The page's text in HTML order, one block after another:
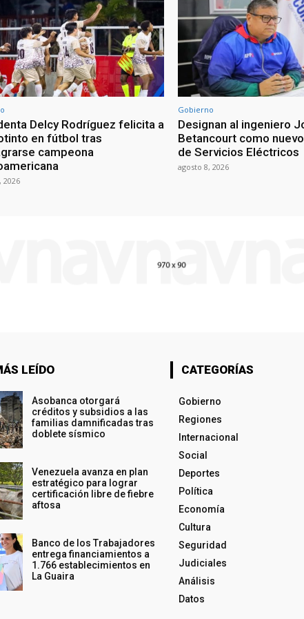
Delcy Rodríguez felicita a
en fútbol tras
campeona
2026
Gobierno
Designan al ingeniero
Betancourt como
de Servicios Eléctricos
agosto 8, 2026
LEÍDO
Asobanca otorgará
créditos y subsidios a las
familias damnificadas tras
doblete sísmico
Venezuela avanza en plan
estratégico para lograr
certificación libre de fiebre
aftosa
Banco de los Trabajadores
entrega financiamientos a
1.766 establecimientos en
La Guaira
CATEGORÍAS
Gobierno
Regiones
Internacional
Social
Deportes
Política
Economía
Cultura
Seguridad
Judiciales
Análisis
Datos